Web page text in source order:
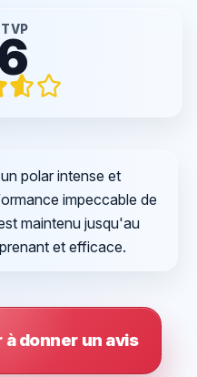
polar intense et
impeccable de
maintenu jusqu'au
et efficace.
donner un avis